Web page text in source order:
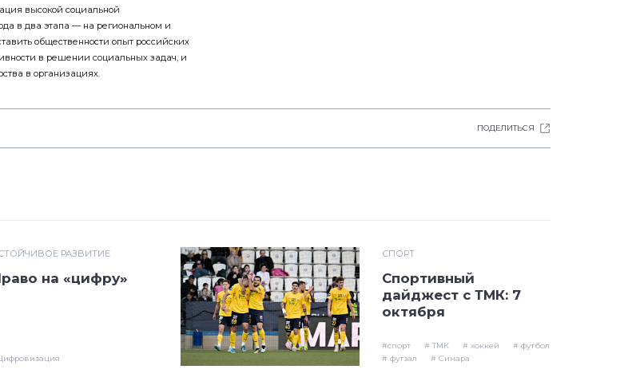
высокой социальной
в два этапа — на региональном и
общественности опыт российских
в решении социальных задач, и
в организациях.
ПОДЕЛИТЬСЯ
РАЗВИТИЕ
на «цифру»
СПОРТ
Спортивный
дайджест с ТМК: 7
октября
#спорт # ТМК # хоккей
# футбол
# футзал
# Синара